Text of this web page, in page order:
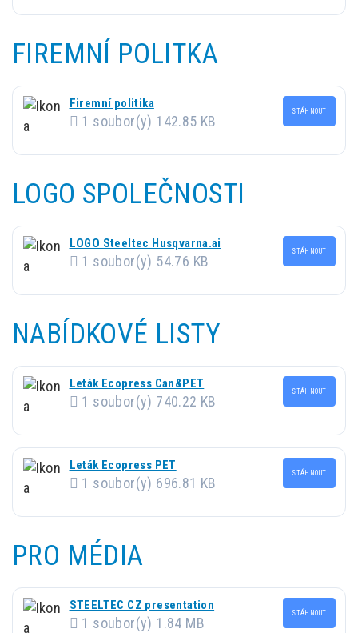
FIREMNÍ POLITKA
Firemní politika
1 soubor(y) 142.85 KB
STÁHNOUT
LOGO SPOLEČNOSTI
LOGO Steeltec Husqvarna.ai
1 soubor(y) 54.76 KB
STÁHNOUT
NABÍDKOVÉ LISTY
Leták Ecopress Can&PET
1 soubor(y) 740.22 KB
STÁHNOUT
Leták Ecopress PET
1 soubor(y) 696.81 KB
STÁHNOUT
PRO MÉDIA
STEELTEC CZ presentation
1 soubor(y) 1.84 MB
STÁHNOUT